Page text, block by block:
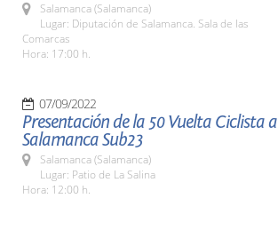
Salamanca (Salamanca)
Lugar: Diputación de Salamanca. Sala de las
Comarcas
Hora: 17:00 h.
07/09/2022
Presentación de la 50 Vuelta Ciclista a
Salamanca Sub23
Salamanca (Salamanca)
Lugar: Patio de La Salina
Hora: 12:00 h.